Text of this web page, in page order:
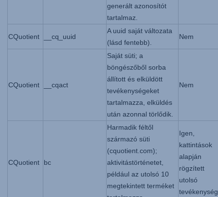
generált azonosítót
tartalmaz.
CQuotient __cq_uuid
A uuid saját változata
(lásd fentebb).
Nem
CQuotient __cqact
Saját süti; a
böngészőből sorba
állított és elküldött
tevékenységeket
tartalmazza, elküldés
után azonnal törlődik.
Nem
CQuotient bc
Harmadik féltől
származó süti
(cquotient.com);
aktivitástörténetet,
például az utolsó 10
megtekintett terméket
Igen,
kattintások
alapján
rögzített
utolsó
tevékenység